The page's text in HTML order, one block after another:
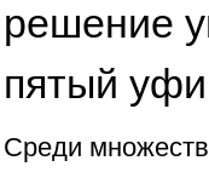
решение
пятый
Среди